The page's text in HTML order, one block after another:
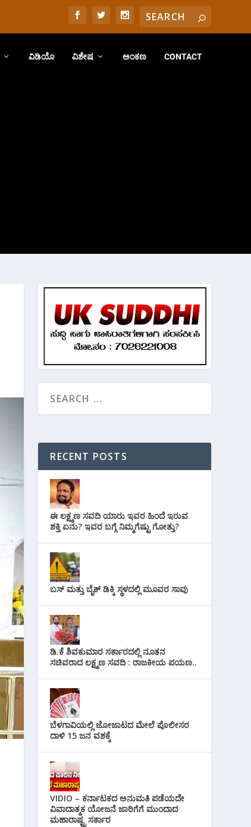
ವಿಡಿಯೊ ವಿಶೇಷ ಅಂಕಣ CONTACT
RECENT POSTS
ಈ ಲಕ್ಷ್ಮಣ ಸವದಿ ಯಾರು ಇವರ ಹಿಂದೆ ಇರುವ
ಶಕ್ತಿ ಏನು? ಇವರ ಬಗ್ಗೆ ನಿಮ್ಮಗೆಷ್ಟು ಗೋತ್ತು?
ಬಸ್ ಮತ್ತು ಬೈಕ್ ಡಿಕ್ಕಿ ಸ್ಥಳದಲ್ಲಿ ಮೂವರ ಸಾವು
ಡಿ.ಕೆ ಶಿವಕುಮಾರ ಸರ್ಕಾರದಲ್ಲಿ ನೂತನ
ಸಚಿವರಾದ ಲಕ್ಷ್ಮಣ ಸವದಿ : ರಾಜಕೀಯ ಪಯಣ..
ಬೆಳಗಾವಿಯಲ್ಲಿ ಜೋಜಾಟದ ಮೇಲೆ ಪೊಲೀಸರ
ದಾಳಿ 15 ಜನ ವಶಕ್ಕೆ
VIDIO – ಕರ್ನಾಟಕದ ಅನುಮತಿ ಪಡೆಯದೇ
ವಿವಾದಾತ್ಮಕ ಯೋಜನೆ ಜಾರಿಗೆಗೆ ಮುಂದಾದ
ಮಹಾರಾಷ್ಟ್ರ ಸರ್ಕಾರ